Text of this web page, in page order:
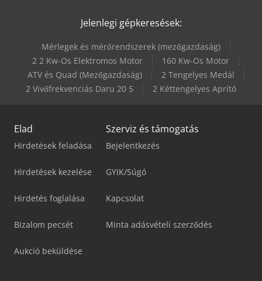
Jelenlegi gépkeresések:
Mérlegek és mérőrendszerek (mezőgazdaság)
2 2 Kw-Os Elektromos Motor
160 Kw-Os Motor
ATV és Quad (Mezőgazdaság)
2 Tengelyes Medál
2 Vivőfrekvenciás Daru 20 5
2 Kéttengelyes Aprító
Elad
Hirdetések feladása
Hirdetések kezelése
Hirdetés foglalása
Bizalom pecsét
Aukció beküldése
Szerviz és támogatás
Bejelentkezés
GYIK/Súgó
Kapcsolat
Minta adásvételi szerződés